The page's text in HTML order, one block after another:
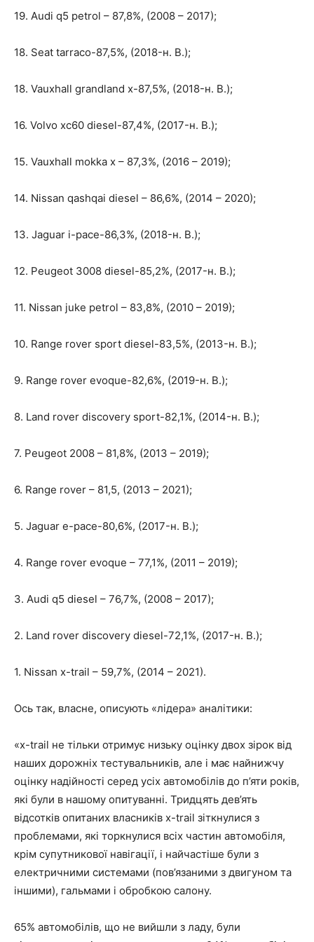
19. Audi q5 petrol – 87,8%, (2008 – 2017);
18. Seat tarraco-87,5%, (2018-н. В.);
18. Vauxhall grandland x-87,5%, (2018-н. В.);
16. Volvo xc60 diesel-87,4%, (2017-н. В.);
15. Vauxhall mokka x – 87,3%, (2016 – 2019);
14. Nissan qashqai diesel – 86,6%, (2014 – 2020);
13. Jaguar i-pace-86,3%, (2018-н. В.);
12. Peugeot 3008 diesel-85,2%, (2017-н. В.);
11. Nissan juke petrol – 83,8%, (2010 – 2019);
10. Range rover sport diesel-83,5%, (2013-н. В.);
9. Range rover evoque-82,6%, (2019-н. В.);
8. Land rover discovery sport-82,1%, (2014-н. В.);
7. Peugeot 2008 – 81,8%, (2013 – 2019);
6. Range rover – 81,5, (2013 – 2021);
5. Jaguar e-pace-80,6%, (2017-н. В.);
4. Range rover evoque – 77,1%, (2011 – 2019);
3. Audi q5 diesel – 76,7%, (2008 – 2017);
2. Land rover discovery diesel-72,1%, (2017-н. В.);
1. Nissan x-trail – 59,7%, (2014 – 2021).
Ось так, власне, описують «лідера» аналітики:
«x-trail не тільки отримує низьку оцінку двох зірок від
наших дорожніх тестувальників, але і має найнижчу
оцінку надійності серед усіх автомобілів до п’яти років,
які були в нашому опитуванні. Тридцять дев’ять
відсотків опитаних власників x-trail зіткнулися з
проблемами, які торкнулися всіх частин автомобіля,
крім супутникової навігації, і найчастіше були з
електричними системами (пов’язаними з двигуном та
іншими), гальмами і обробкою салону.
65% автомобілів, що не вийшли з ладу, були